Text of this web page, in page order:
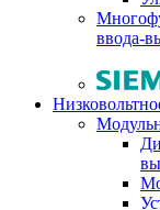
ввода-